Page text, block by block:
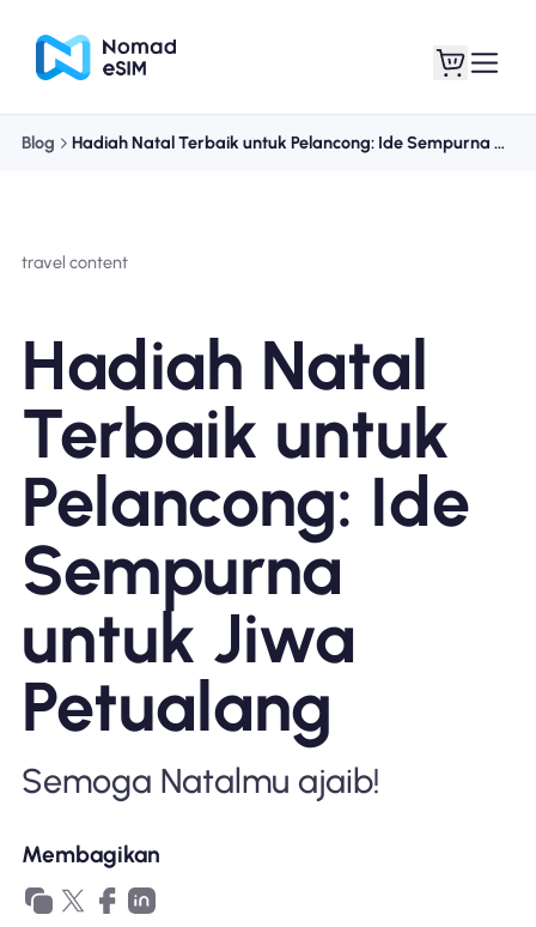
Tentang eSIM
Mengapa Nomad eSIM
Menggunakan eSIM
Untuk bisnis
Blog Hadiah Natal Terbaik untuk Pelancong: Ide Sempurna untuk Jiwa Petualang
travel content
Hadiah Natal
Terbaik untuk
Pelancong: Ide
Sempurna
untuk Jiwa
Petualang
Semoga Natalmu ajaib!
Membagikan